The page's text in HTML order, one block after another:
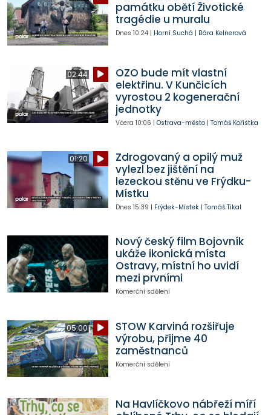
památku obětí Životické
tragédie u muralu
Dnes 10:24| Horní Suchá | Bára Kelnerová
02:44
OZO bude mít vlastní
elektřinu. V Kunčicích
vyrostou 2 kogenerační
jednotky
Včera 10:06 | Ostrava-město| Tomáš Kořistka
01:20
Zdrogovaný a opilý muž
vylezl bez jištění na
lezeckou stěnu ve Frýdku-
Místku
Dnes 15:39 | Frýdek-Místek| Tomáš Tikal
Nový český film Bojovník
ukáže ikonická místa
Ostravy, místní ho uvidí
mezi prvními
Komerční sdělení
05:00
STOW Karviná rozšiřuje
výrobu, přijme 40
zaměstnanců
Komerční sdělení
Na Havlíčkovo nábřeží míří